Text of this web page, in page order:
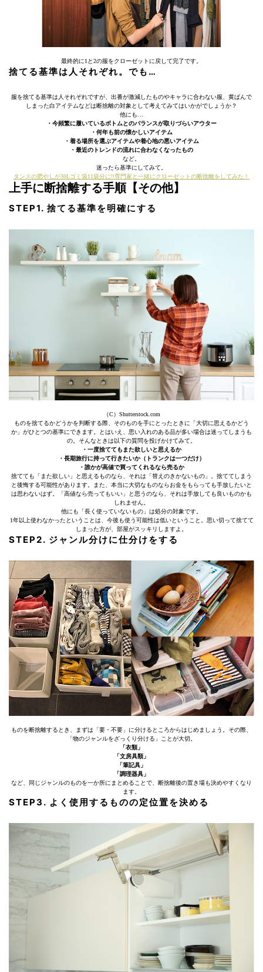
最終的に1と2の服をクローゼットに戻して完了です。
捨てる基準は人それぞれ。でも…
服を捨てる基準は人それぞれですが、出番が激減したものやキャラに合わない服、黄ばんで
しまった白アイテムなどは断捨離の対象として考えてみてはいかがでしょうか？
他にも…
・今頻繁に履いているボトムとのバランスが取りづらいアウター
・何年も前の懐かしいアイテム
・着る場所を選ぶアイテムや着心地の悪いアイテム
・最近のトレンドの流れに合わなくなったもの
など。
迷ったら基準にしてみて。
タンスの肥やしが30Lゴミ袋11袋分に!!専門家と一緒にクローゼットの断捨離をしてみた！
上手に断捨離する手順【その他】
STEP1. 捨てる基準を明確にする
（C）Shutterstock.com
ものを捨てるかどうかを判断する際、そのものを手にとったときに「大切に思えるかどう
か」がひとつの基準にできます。とはいえ、思い入れのある品が多い場合は迷ってしまうも
の。そんなときは以下の質問を投げかけてみて。
・一度捨ててもまた欲しいと思えるか
・長期旅行に持って行きたいか（トランクは一つだけ）
・誰かが高値で買ってくれるなら売るか
捨てても「また欲しい」と思えるものなら、それは「替えのきかないもの」。捨ててしまう
と後悔する可能性があります。また、本当に大切なものならお金をもらっても手放したいと
は思わないはず。「高値なら売ってもいい」と思うのなら、それは手放しても良いものかも
しれません。
他にも「長く使っていないもの」は処分の対象です。
1年以上使わなかったということは、今後も使う可能性は低いということ。思い切って捨てて
しまった方が、部屋がスッキリしますよ。
STEP2. ジャンル分けに仕分けをする
ものを断捨離するとき、まずは「要・不要」に分けるところからはじめましょう。その際、
「物のジャンルをざっくり分ける」ことが大切。
「衣類」
「文房具類」
「筆記具」
「調理器具」
など、同じジャンルのものを一か所にまとめることで、断捨離後の置き場も決めやすくなり
ます。
STEP3. よく使用するものの定位置を決める